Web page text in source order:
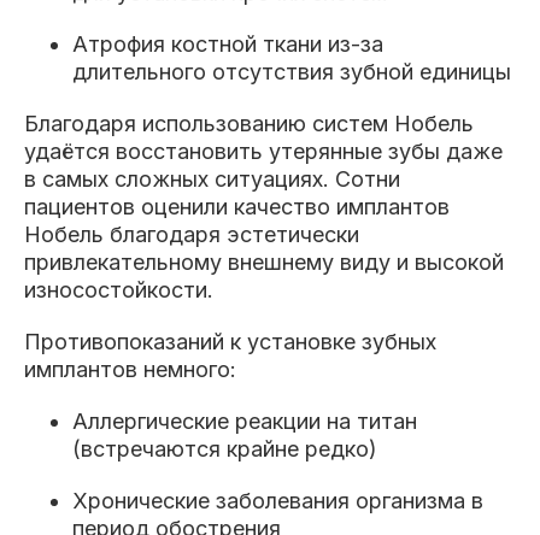
Атрофия костной ткани из-за
длительного отсутствия зубной единицы
Благодаря использованию систем Нобель
удаётся восстановить утерянные зубы даже
в самых сложных ситуациях. Сотни
пациентов оценили качество имплантов
Нобель благодаря эстетически
привлекательному внешнему виду и высокой
износостойкости.
Противопоказаний к установке зубных
имплантов немного:
Аллергические реакции на титан
(встречаются крайне редко)
Хронические заболевания организма в
период обострения